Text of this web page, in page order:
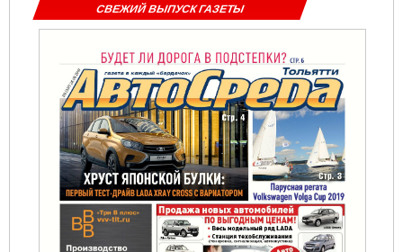
СВЕЖИЙ ВЫПУСК ГАЗЕТЫ